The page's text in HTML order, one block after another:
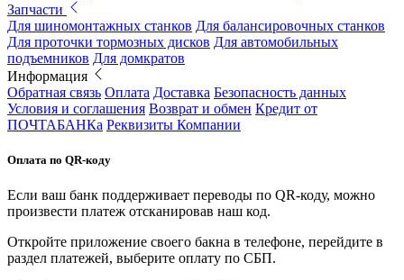
Запчасти
Для шиномонтажных станков Для балансировочных станков
Для проточки тормозных дисков Для автомобильных
подъемников Для домкратов
Информация
Обратная связь Оплата Доставка Безопасность данных
Условия и соглашения Возврат и обмен Кредит от
ПОЧТАБАНКа Реквизиты Компании
Оплата по QR-коду
Если ваш банк поддерживает переводы по QR-коду, можно
произвести платеж отсканировав наш код.
Откройте приложение своего бакна в телефоне, перейдите в
раздел платежей, выберите оплату по СБП.